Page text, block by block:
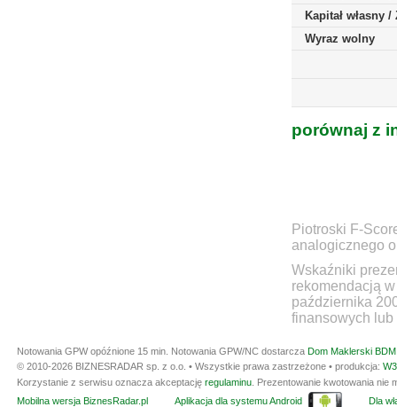
Kapitał własny
Wyraz wolny
porównaj z
Piotroski F-
analogicznego
Wskaźniki
rekomendacją
października
finansowych lub
Notowania GPW opóźnione 15 min. Notowania GPW/NC dostarcza Dom Maklerski
© 2010-2026 BIZNESRADAR sp. z o.o. • Wszystkie prawa zastrzeżone • produkcja:
Korzystanie z serwisu oznacza akceptację regulaminu . Prezentowanie kwotowania
Mobilna wersja BiznesRadar.pl
Aplikacja dla systemu Android Dla